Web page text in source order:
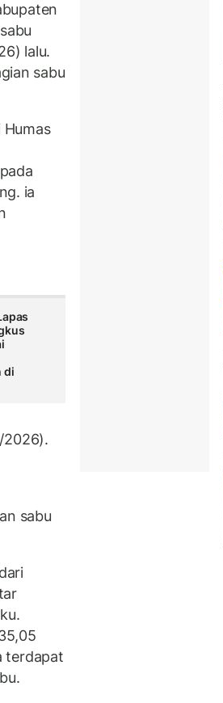
lalu.
sabu
Humas
ia
di
2026).
sabu
terdapat